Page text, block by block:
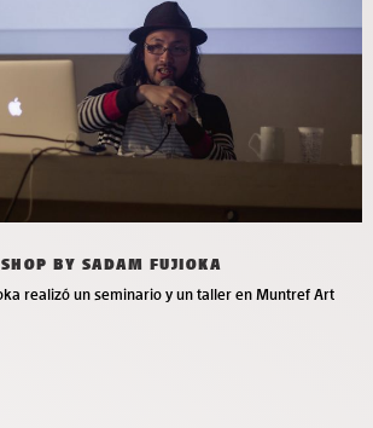
BY SADAM FUJIOKA
realizó un seminario y un taller en Muntref Art